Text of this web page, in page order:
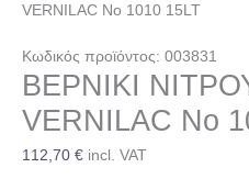
VERNILAC No 1010 15LT
Κωδικός προϊόντος: 003831
ΒΕΡΝΙΚΙ
VERNILAC No
112,70 € incl. VAT